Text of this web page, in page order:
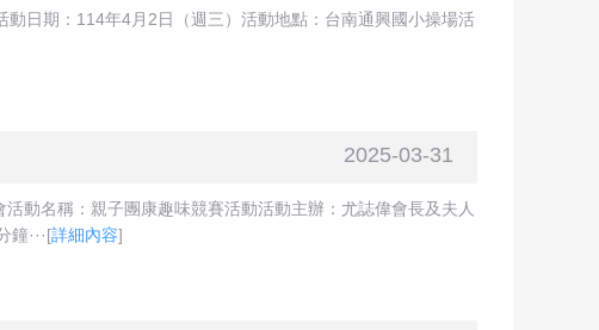
日期：114年4月2日（週三）活動地點：台南通興國小操場活
2025-03-31
動名稱：親子團康趣味競賽活動活動主辦：尤誌偉會長及夫人
···[詳細內容]